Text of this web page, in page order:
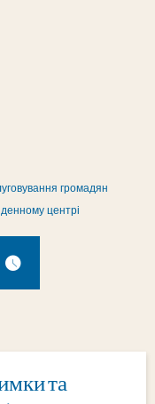
громадян
центрі
та